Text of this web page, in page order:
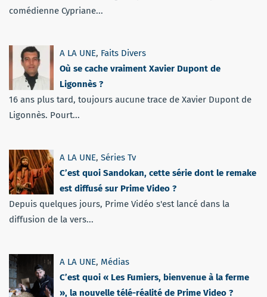
comédienne Cypriane...
A LA UNE, Faits Divers
Où se cache vraiment Xavier Dupont de
Ligonnès ?
16 ans plus tard, toujours aucune trace de Xavier Dupont de
Ligonnès. Pourt...
A LA UNE, Séries Tv
C’est quoi Sandokan, cette série dont le remake
est diffusé sur Prime Video ?
Depuis quelques jours, Prime Vidéo s'est lancé dans la
diffusion de la vers...
A LA UNE, Médias
C’est quoi « Les Fumiers, bienvenue à la ferme
», la nouvelle télé-réalité de Prime Video ?